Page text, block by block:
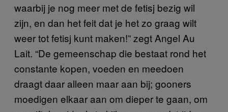
waarbij je nog meer met de fetisj bezig wil
zijn, en dan het feit dat je het zo graag wilt
weer tot fetisj kunt maken!” zegt Angel Au
Lait. “De gemeenschap die bestaat rond het
constante kopen, voeden en meedoen
draagt daar alleen maar aan bij; gooners
moedigen elkaar aan om dieper te gaan, om